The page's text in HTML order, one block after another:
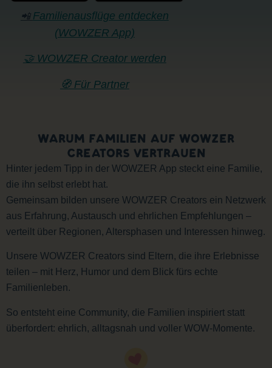
📲 Familienausflüge entdecken
(WOWZER App)
🤝 WOWZER Creator werden
🧭 Für Partner
WARUM FAMILIEN AUF WOWZER
CREATORS VERTRAUEN
Hinter jedem Tipp in der WOWZER App steckt eine Familie,
die ihn selbst erlebt hat.
Gemeinsam bilden unsere WOWZER Creators ein Netzwerk
aus Erfahrung, Austausch und ehrlichen Empfehlungen –
verteilt über Regionen, Altersphasen und Interessen hinweg.
Unsere WOWZER Creators sind Eltern, die ihre Erlebnisse
teilen – mit Herz, Humor und dem Blick fürs echte
Familienleben.
So entsteht eine Community, die Familien inspiriert statt
überfordert: ehrlich, alltagsnah und voller WOW-Momente.